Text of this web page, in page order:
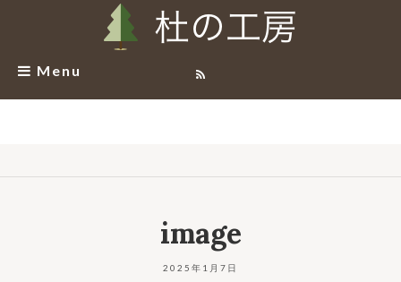
Menu
image
2025年1月7日